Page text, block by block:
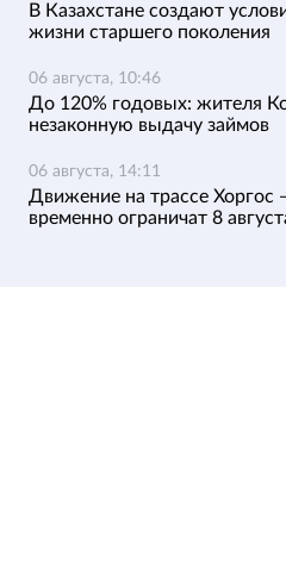
В Казахстане создают
жизни старшего поколения
06 августа, 10:46
До 120% годовых: жителя
незаконную выдачу займов
06 августа, 14:11
Движение на трассе
временно ограничат 8